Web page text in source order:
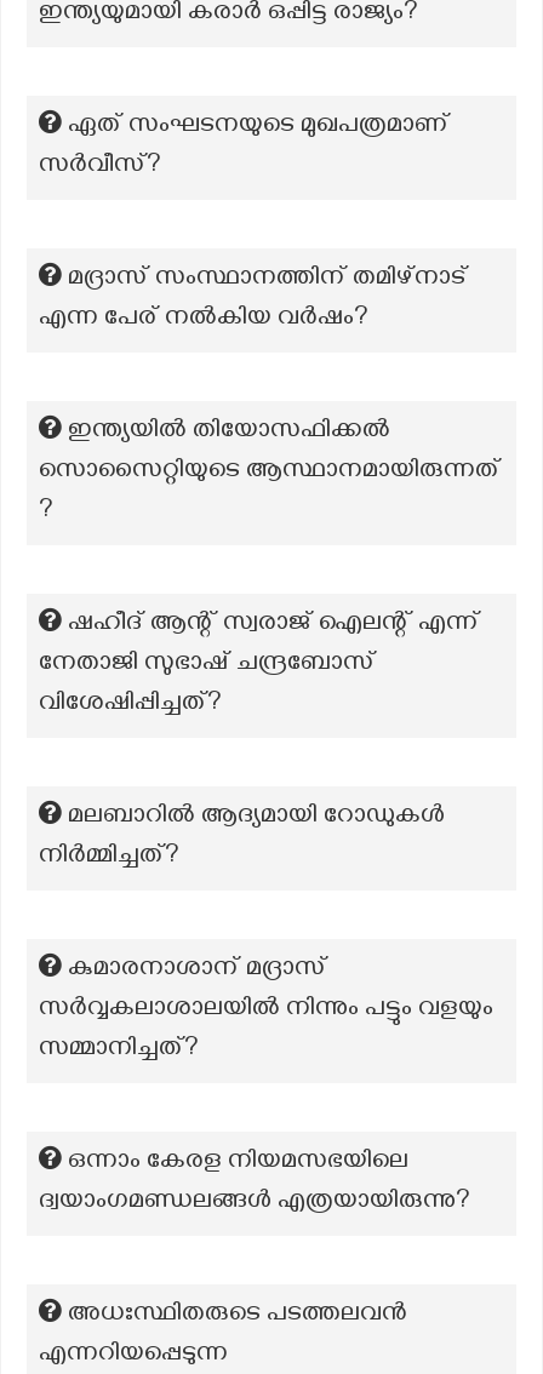
ഇന്ത്യയുമായി കരാർ ഒപ്പിട്ട രാജ്യം?
ഏത് സംഘടനയുടെ മുഖപത്രമാണ്
സർവീസ്?
മദ്രാസ് സംസ്ഥാനത്തിന് തമിഴ്നാട്
എന്ന പേര് നൽകിയ വർഷം?
ഇന്ത്യയിൽ തിയോസഫിക്കൽ
സൊസൈറ്റിയുടെ ആസ്ഥാനമായിരുന്നത്
?
ഷഹീദ് ആന്റ് സ്വരാജ് ഐലന്റ് എന്ന്
നേതാജി സുഭാഷ് ചന്ദ്രബോസ്
വിശേഷിപ്പിച്ചത്?
മലബാറിൽ ആദ്യമായി റോഡുകൾ
നിർമ്മിച്ചത്?
കുമാരനാശാന് മദ്രാസ്
സർവ്വകലാശാലയിൽ നിന്നും പട്ടും വളയും
സമ്മാനിച്ചത്?
ഒന്നാം കേരള നിയമസഭയിലെ
ദ്വയാംഗമണ്ഡലങ്ങൾ എത്രയായിരുന്നു?
അധഃസ്ഥിതരുടെ പടത്തലവൻ
എന്നറിയപ്പെടുന്ന